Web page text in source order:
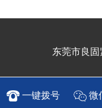
东莞市良
一键拨号 微